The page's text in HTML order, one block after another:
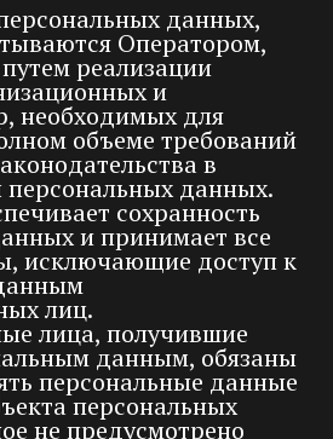
данных,
Оператором,
реализации
и
необходимых для
объеме требований
в
данных.
сохранность
и принимает все
исключающие доступ к
лиц.
лица, получившие
данным, обязаны
персональные данные
персональных
не предусмотрено